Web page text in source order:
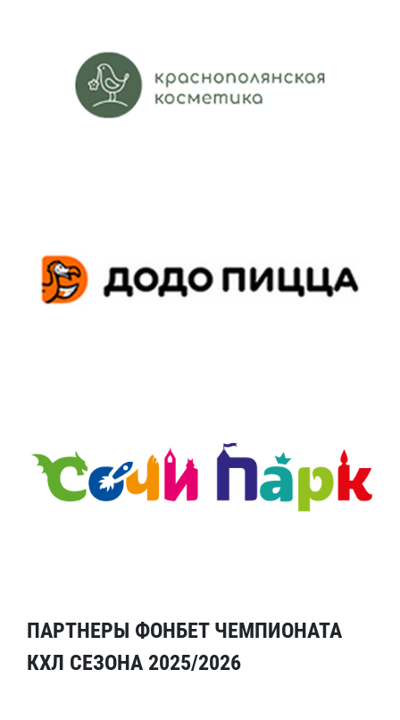
ПАРТНЕРЫ ФОНБЕТ ЧЕМПИОНАТА
КХЛ СЕЗОНА 2025/2026